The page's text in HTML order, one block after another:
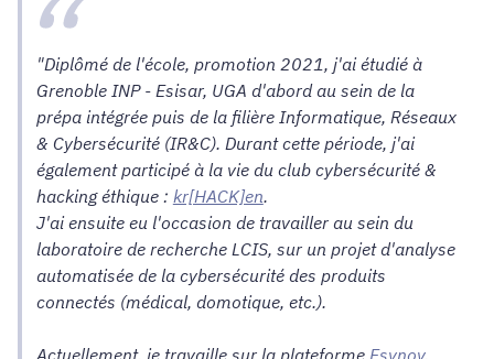
"Diplômé de l'école, promotion 2021, j'ai étudié à
Grenoble INP - Esisar, UGA d'abord au sein de la
prépa intégrée puis de la filière Informatique, Réseaux
& Cybersécurité (IR&C). Durant cette période, j'ai
également participé à la vie du club cybersécurité &
hacking éthique : kr[HACK]en.
J'ai ensuite eu l'occasion de travailler au sein du
laboratoire de recherche LCIS, sur un projet d'analyse
automatisée de la cybersécurité des produits
connectés (médical, domotique, etc.).